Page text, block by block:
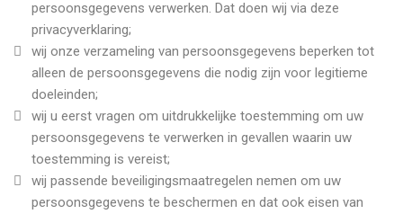
persoonsgegevens verwerken. Dat doen wij via deze
privacyverklaring;
wij onze verzameling van persoonsgegevens beperken tot
alleen de persoonsgegevens die nodig zijn voor legitieme
doeleinden;
wij u eerst vragen om uitdrukkelijke toestemming om uw
persoonsgegevens te verwerken in gevallen waarin uw
toestemming is vereist;
wij passende beveiligingsmaatregelen nemen om uw
persoonsgegevens te beschermen en dat ook eisen van